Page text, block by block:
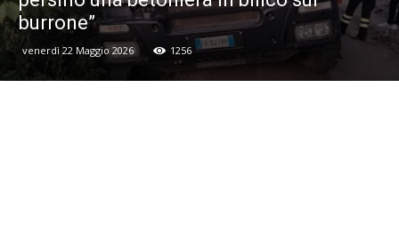
burrone”
venerdì 22 Maggio 2026 1256